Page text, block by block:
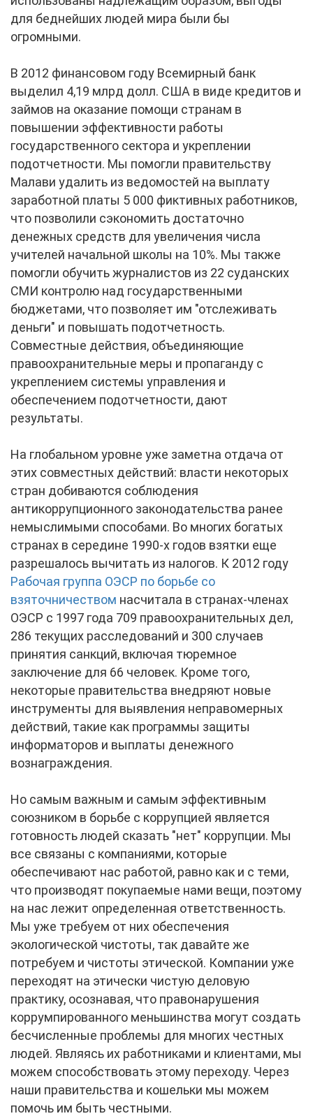
для беднейших людей мира были бы
огромными.
В 2012 финансовом году Всемирный банк
выделил 4,19 млрд долл. США в виде кредитов и
займов на оказание помощи странам в
повышении эффективности работы
государственного сектора и укреплении
подотчетности. Мы помогли правительству
Малави удалить из ведомостей на выплату
заработной платы 5 000 фиктивных работников,
что позволили сэкономить достаточно
денежных средств для увеличения числа
учителей начальной школы на 10%. Мы также
помогли обучить журналистов из 22 суданских
СМИ контролю над государственными
бюджетами, что позволяет им "отслеживать
деньги" и повышать подотчетность.
Совместные действия, объединяющие
правоохранительные меры и пропаганду с
укреплением системы управления и
обеспечением подотчетности, дают
результаты.
На глобальном уровне уже заметна отдача от
этих совместных действий: власти некоторых
стран добиваются соблюдения
антикоррупционного законодательства ранее
немыслимыми способами. Во многих богатых
странах в середине 1990-х годов взятки еще
разрешалось вычитать из налогов. К 2012 году
Рабочая группа ОЭСР по борьбе со
взяточничеством насчитала в странах-членах
ОЭСР с 1997 года 709 правоохранительных дел,
286 текущих расследований и 300 случаев
принятия санкций, включая тюремное
заключение для 66 человек. Кроме того,
некоторые правительства внедряют новые
инструменты для выявления неправомерных
действий, такие как программы защиты
информаторов и выплаты денежного
вознаграждения.
Но самым важным и самым эффективным
союзником в борьбе с коррупцией является
готовность людей сказать "нет" коррупции. Мы
все связаны с компаниями, которые
обеспечивают нас работой, равно как и с теми,
что производят покупаемые нами вещи, поэтому
на нас лежит определенная ответственность.
Мы уже требуем от них обеспечения
экологической чистоты, так давайте же
потребуем и чистоты этической. Компании уже
переходят на этически чистую деловую
практику, осознавая, что правонарушения
коррумпированного меньшинства могут создать
бесчисленные проблемы для многих честных
людей. Являясь их работниками и клиентами, мы
можем способствовать этому переходу. Через
наши правительства и кошельки мы можем
помочь им быть честными.